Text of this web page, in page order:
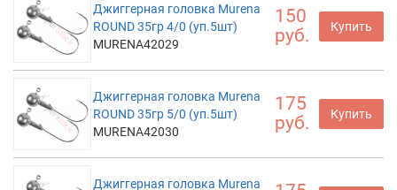
Джиггерная головка Murena
ROUND 35гр 4/0 (уп.5шт)
MURENA42029
150
руб.
Купить
Джиггерная головка Murena
ROUND 35гр 5/0 (уп.5шт)
MURENA42030
175
руб.
Купить
Джиггерная головка Murena